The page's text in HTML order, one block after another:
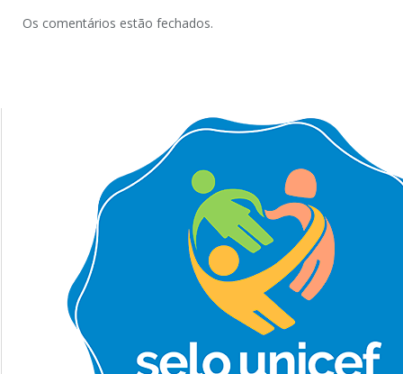
Os comentários estão fechados.